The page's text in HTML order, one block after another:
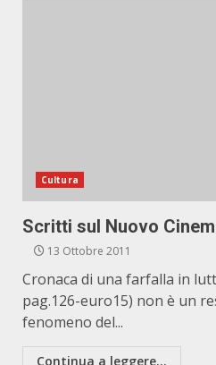
Cultura
Scritti sul Nuovo
13 Ottobre 2011
Cronaca di una farfalla in
pag.126-euro15) non è un
fenomeno del...
Continua a leggere...